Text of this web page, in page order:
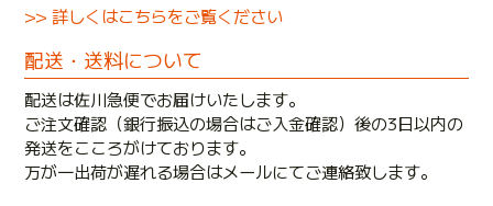
>> 詳しくはこちらをご覧ください
配送・送料について
配送は佐川急便でお届けいたします。
ご注文確認（銀行振込の場合はご入金確認）後の3日以内の
発送をこころがけております。
万が一出荷が遅れる場合はメールにてご連絡致します。